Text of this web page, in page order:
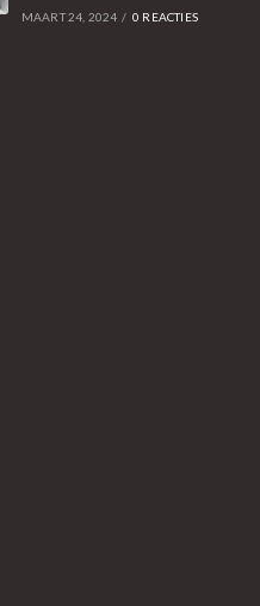
MAART 24, 2024 / 0 REACTIES